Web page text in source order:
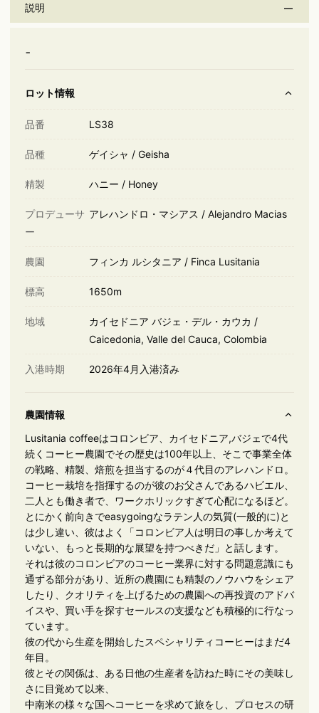
説明
-
ロット情報
品番 LS38
品種 ゲイシャ / Geisha
精製 ハニー / Honey
プロデューサ
ー
アレハンドロ・マシアス / Alejandro Macias
農園 フィンカ ルシタニア / Finca Lusitania
標高 1650m
地域
カイセドニア バジェ・デル・カウカ /
Caicedonia, Valle del Cauca, Colombia
入港時期 2026年4月入港済み
農園情報
Lusitania coffeeはコロンビア、カイセドニア,バジェで4代
続くコーヒー農園でその歴史は100年以上、そこで事業全体
の戦略、精製、焙煎を担当するのが４代目のアレハンドロ。
コーヒー栽培を指揮するのが彼のお父さんであるハビエル、
二人とも働き者で、ワークホリックすぎて心配になるほど。
とにかく前向きでeasygoingなラテン人の気質(一般的に)と
は少し違い、彼はよく「コロンビア人は明日の事しか考えて
いない、もっと長期的な展望を持つべきだ」と話します。
それは彼のコロンビアのコーヒー業界に対する問題意識にも
通ずる部分があり、近所の農園にも精製のノウハウをシェア
したり、クオリティを上げるための農園への再投資のアドバ
イスや、買い手を探すセールスの支援なども積極的に行なっ
ています。
彼の代から生産を開始したスペシャリティコーヒーはまだ4
年目。
彼とその関係は、ある日他の生産者を訪ねた時にその美味し
さに目覚めて以来、
中南米の様々な国へコーヒーを求めて旅をし、プロセスの研